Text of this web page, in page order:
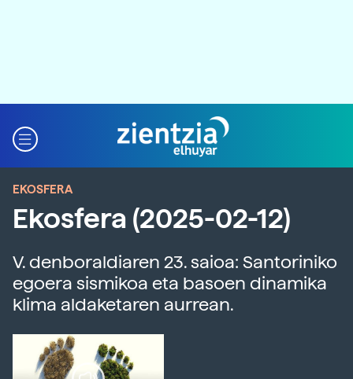
EKOSFERA
Ekosfera (2025-02-12)
V. denboraldiaren 23. saioa: Santoriniko
egoera sismikoa eta basoen dinamika
klima aldaketaren aurrean.